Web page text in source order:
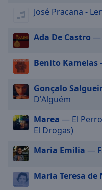
Fullscreen
modal
window.
Beginning
dialog
window.
cancel
and
close
José Pracana -
Ada De Castro —
Benito Kamelas
Gonçalo
D'Alguém
Marea — El
El Drogas)
Maria Emilia —
Maria Teresa de